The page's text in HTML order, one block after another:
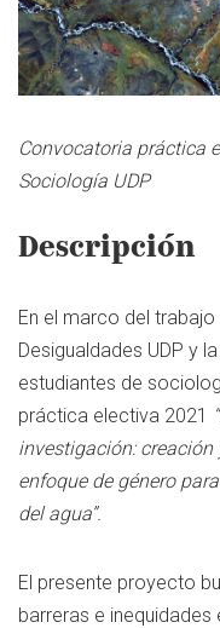
Convocatoria práctica
Sociología UDP
Descripción
En el marco del
Desigualdades UDP y
estudiantes de
práctica electiva 2021
investigación:
enfoque de género
del agua”.
El presente proyecto
barreras e